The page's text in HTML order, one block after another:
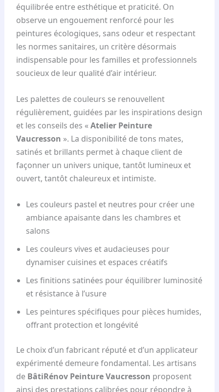
équilibrée entre esthétique et praticité. On
observe un engouement renforcé pour les
peintures écologiques, sans odeur et respectant
les normes sanitaires, un critère désormais
indispensable pour les familles et professionnels
soucieux de leur qualité d’air intérieur.
Les palettes de couleurs se renouvellent
régulièrement, guidées par les inspirations design
et les conseils des «Atelier Peinture
Vaucresson ». La disponibilité de tons mates,
satinés et brillants permet à chaque client de
façonner un univers unique, tantôt lumineux et
ouvert, tantôt chaleureux et intimiste.
Les couleurs pastel et neutres pour créer une
ambiance apaisante dans les chambres et
salons
Les couleurs vives et audacieuses pour
dynamiser cuisines et espaces créatifs
Les finitions satinées pour équilibrer luminosité
et résistance à l’usure
Les peintures spécifiques pour pièces humides,
offrant protection et longévité
Le choix d’un fabricant réputé et d’un applicateur
expérimenté demeure fondamental. Les artisans
de BâtiRénov Peinture Vaucresson proposent
ainsi des prestations calibrées pour répondre à